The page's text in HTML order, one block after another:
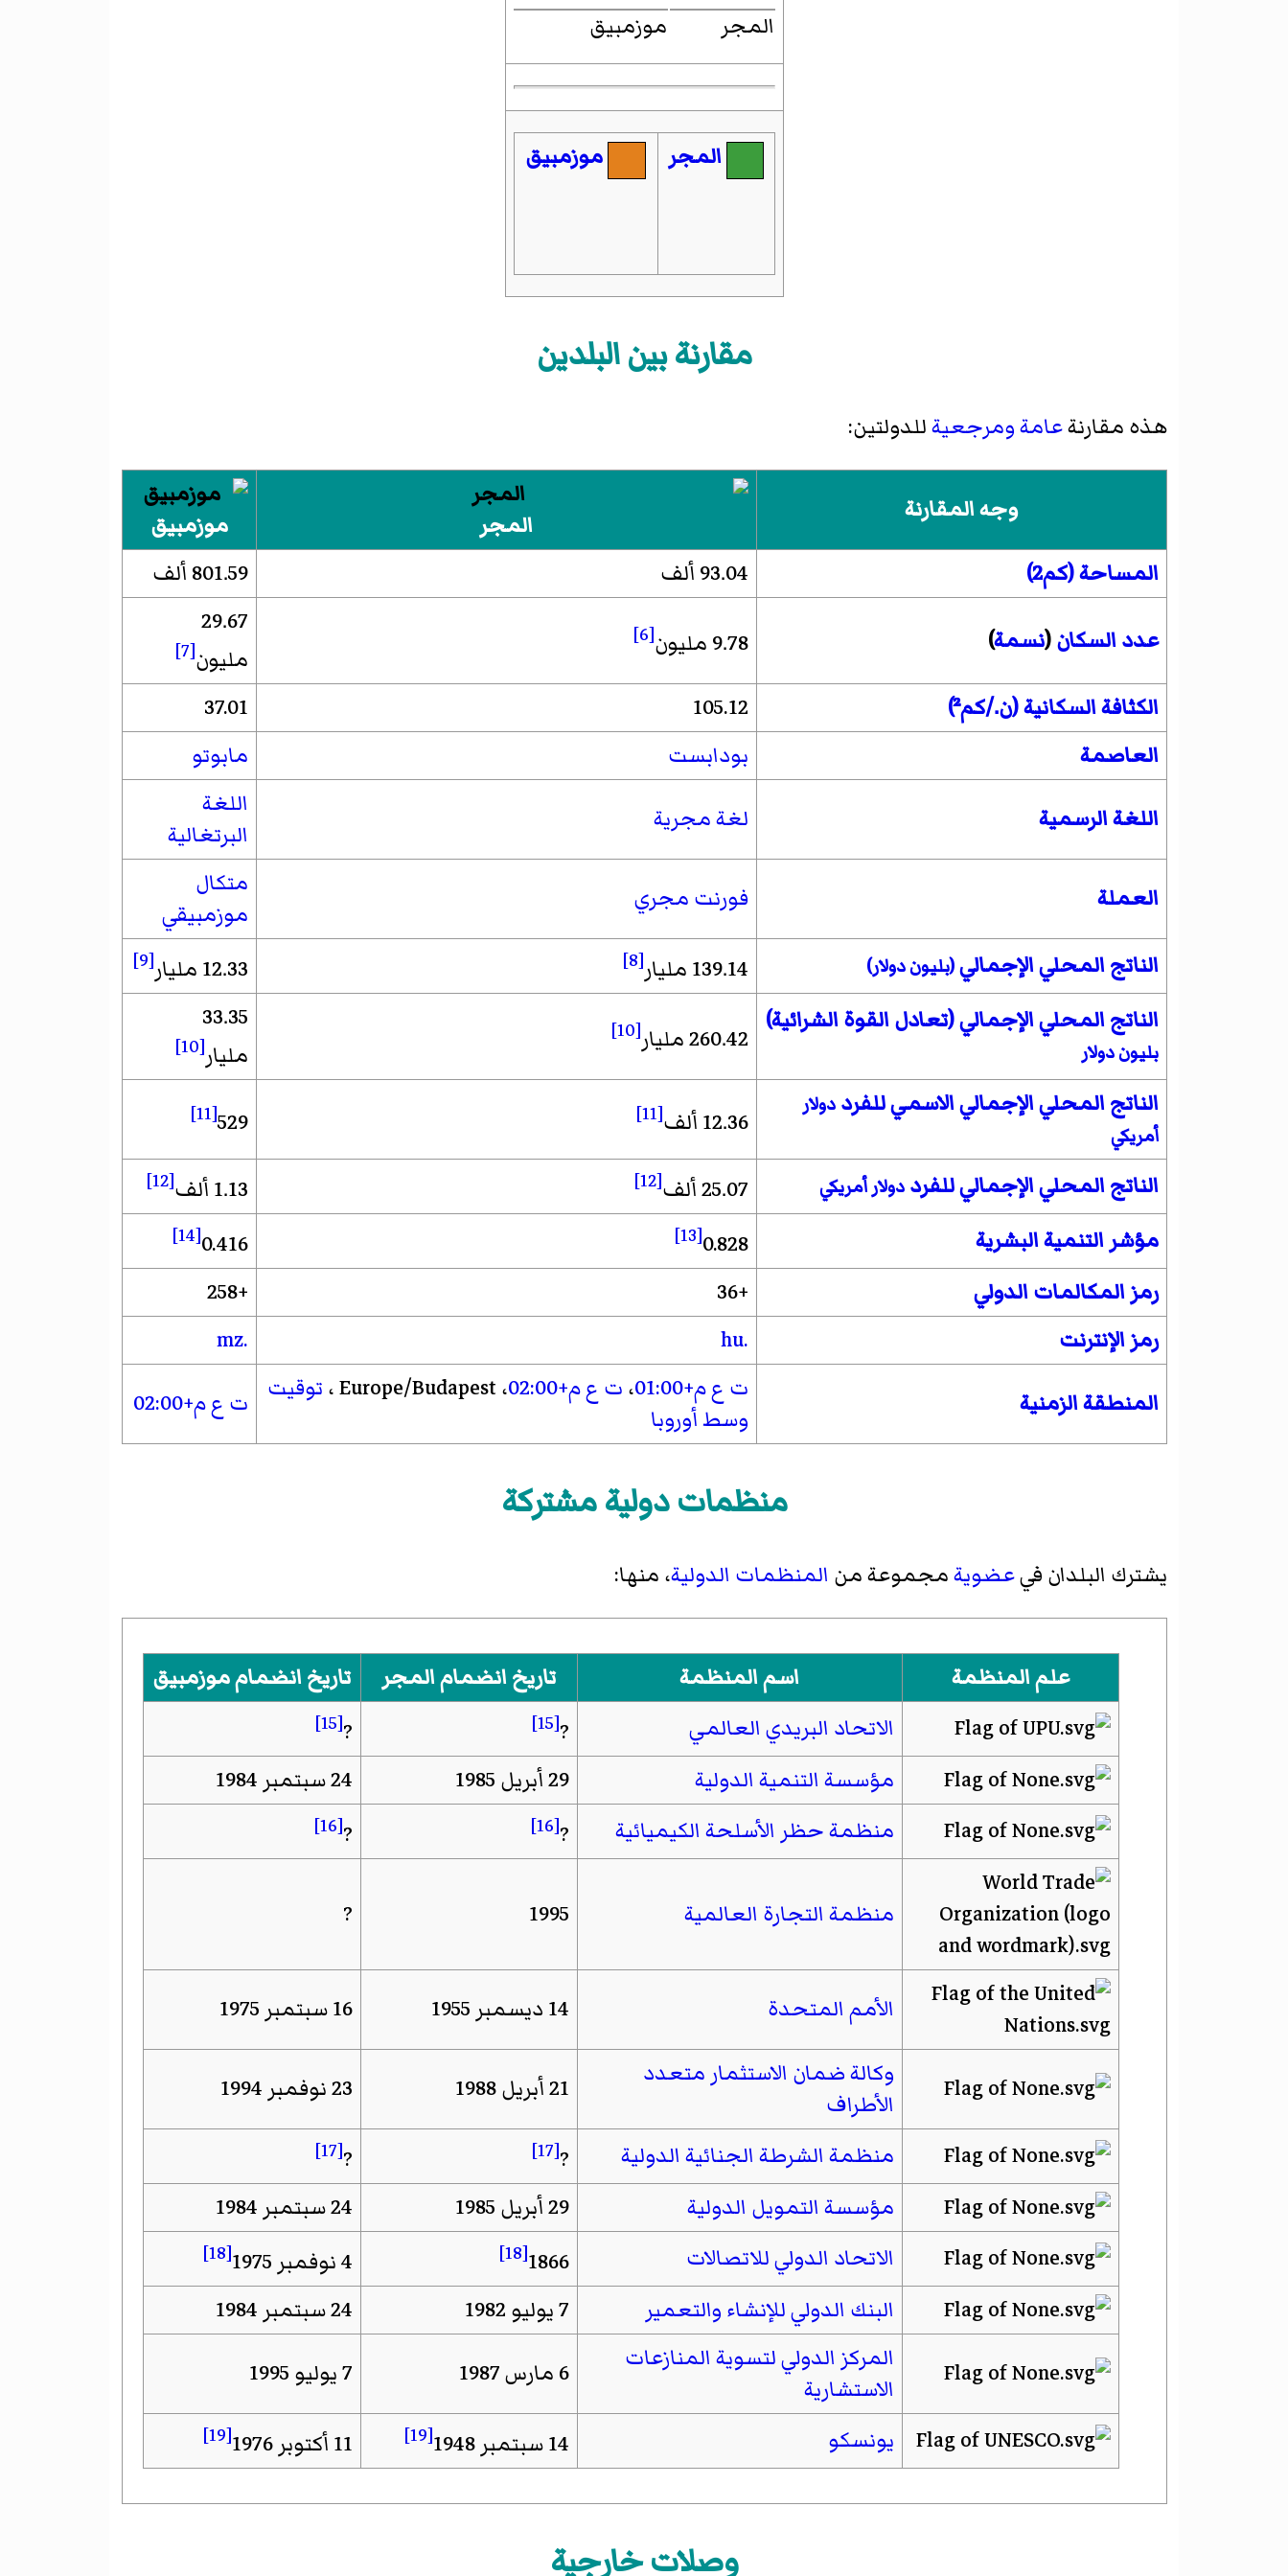
المجر موزمبيق
المجر موزمبيق
مقارنة بين البلدين
هذه مقارنةعامةومرجعيةللدولتين:
وجه المقارنة
المجر
موزمبيق
المساحة (كم2)
93.04 ألف 801.59 ألف
عدد السكان(نسمة) 9.78 مليون [6]
29.67
مليون[7]
الكثافة السكانية (ن./كم²) 105.12
37.01
العاصمة
بودابست
مابوتو
اللغة الرسمية
لغة مجرية
اللغة
البرتغالية
العملة
فورنت مجري
متكال
موزمبيقي
الناتج المحلي الإجمالي(بليون دولار) 139.14 مليار [8] 12.33 مليار [9]
الناتج المحلي الإجمالي (تعادل القوة الشرائية)
بليون دولار 260.42 مليار [10]
33.35
مليار[10]
الناتج المحلي الإجمالي الاسمي للفرددولار
أمريكي
12.36 ألف [11]
529
[11]
الناتج المحلي الإجمالي للفرددولار أمريكي 25.07 ألف [12] 1.13 ألف [12]
مؤشر التنمية البشرية 0.828
[13]
0.416
[14]
رمز المكالمات الدولي +36
+258
رمز الإنترنت
.hu
.mz
المنطقة الزمنية
ت ع م+01:00 ، ت ع م+02:00 ، Europe/Budapest ،
توقيت
وسط أوروبا
ت ع م+02:00
منظمات دولية مشتركة
يشترك البلدان فيعضويةمجموعة من المنظمات الدولية، منها:
علم المنظمة اسم المنظمة تاريخ انضمام المجر
تاريخ انضمام موزمبيق
الاتحاد البريدي العالمي
?
[15]
?
[15]
مؤسسة التنمية الدولية 29 أبريل 1985
24 سبتمبر 1984
منظمة حظر الأسلحة الكيميائية
?
[16]
?
[16]
منظمة التجارة العالمية 1995
?
الأمم المتحدة 14 ديسمبر 1955 16 سبتمبر 1975
وكالة ضمان الاستثمار متعدد
الأطراف
21 أبريل 1988 23 نوفمبر 1994
منظمة الشرطة الجنائية الدولية ?
[17]
?
[17]
مؤسسة التمويل الدولية 29 أبريل 1985
24 سبتمبر 1984
الاتحاد الدولي للاتصالات
1866
[18] 4 نوفمبر 1975 [18]
البنك الدولي للإنشاء والتعمير 7 يوليو 1982
24 سبتمبر 1984
المركز الدولي لتسوية المنازعات
الاستشارية
6 مارس 1987 7 يوليو 1995
يونسكو 14 سبتمبر 1948 [19] 11 أكتوبر 1976 [19]
وصلات خارجية